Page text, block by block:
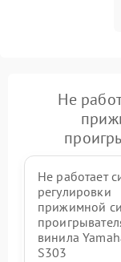
Не
Не работает
регулировки
прижимной
винила
S303